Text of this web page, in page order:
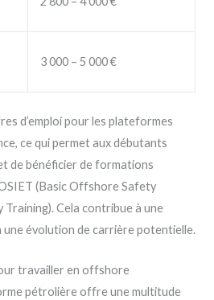
3 000 – 5 000 €
d’emploi pour les plateformes
ce qui permet aux débutants
de bénéficier de formations
(Basic Offshore Safety
Training). Cela contribue à une
évolution de carrière potentielle.
travailler en offshore
pétrolière offre une multitude